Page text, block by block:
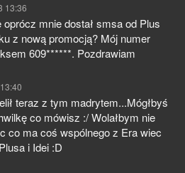
13:36
mnie dostał smsa od Plus
z nową promocją? Mój numer
609******. Pozdrawiam
teraz z tym madrytem...Mógłbyś
co mówisz :/ Wolałbym nie
co ma coś wspólnego z Era wiec
i Idei :D